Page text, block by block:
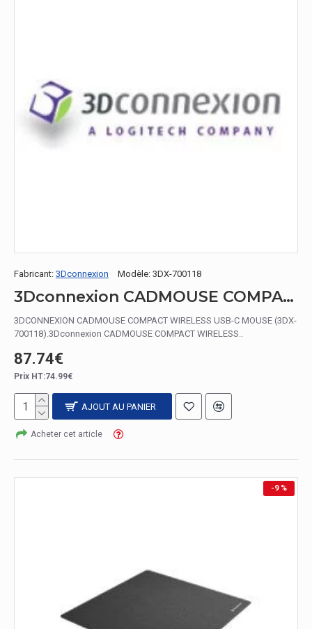
Fabricant: 3Dconnexion Modèle: 3DX-700118
3Dconnexion CADMOUSE COMPACT WIRELESS USB-C souris
3DCONNEXION CADMOUSE COMPACT WIRELESS USB-C MOUSE (3DX-
700118).3Dconnexion CADMOUSE COMPACT WIRELESS..
87.74€
Prix HT:74.99€
AJOUT AU PANIER
Acheter cet article
-9 %